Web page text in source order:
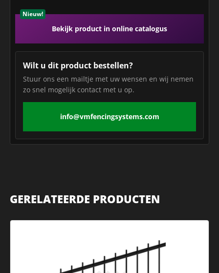
Bekijk product in online catalogus
Nieuw!
Wilt u dit product bestellen?
Stuur ons een mailtje met uw wensen en wij nemen
zo snel mogelijk contact met u op.
info@vmfencingsystems.com
GERELATEERDE PRODUCTEN